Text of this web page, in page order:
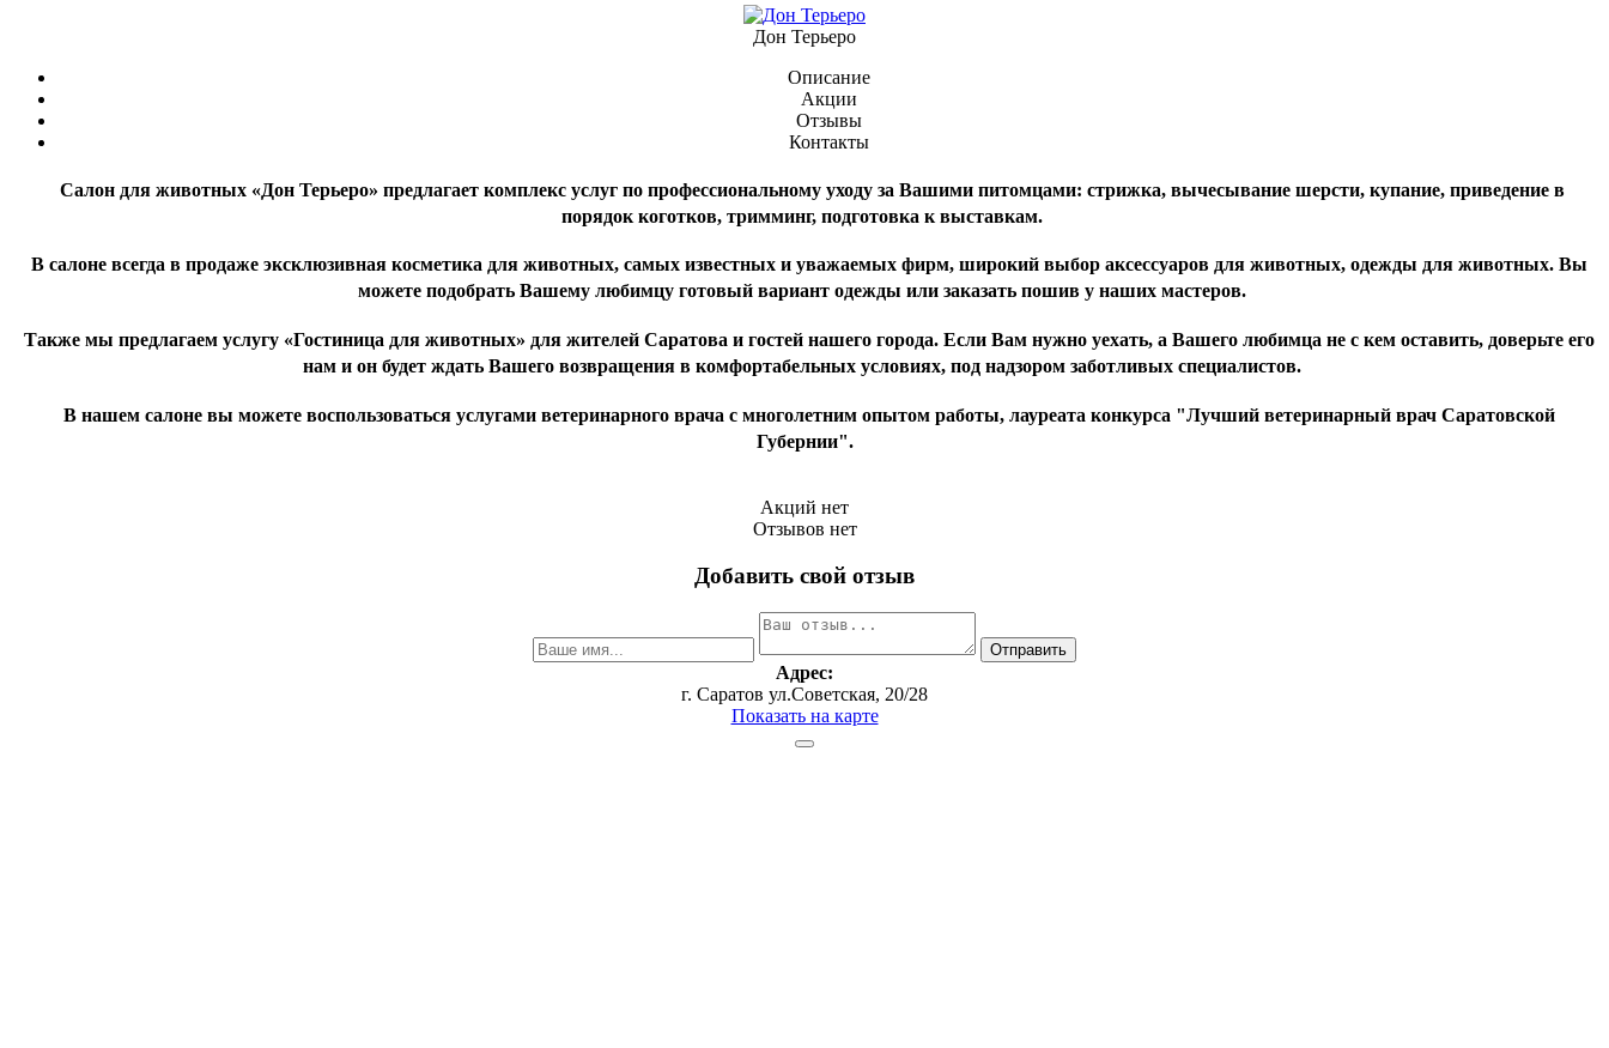
Дон Терьеро
Описание
Акции
Отзывы
Контакты
Салон для животных «Дон Терьеро» предлагает комплекс услуг по профессиональному уходу за Вашими питомцами: стрижка, вычесывание шерсти, купание, приведение в
порядок коготков, тримминг, подготовка к выставкам.
В салоне всегда в продаже эксклюзивная косметика для животных, самых известных и уважаемых фирм, широкий выбор аксессуаров для животных, одежды для животных. Вы
можете подобрать Вашему любимцу готовый вариант одежды или заказать пошив у наших мастеров.
Также мы предлагаем услугу «Гостиница для животных» для жителей Саратова и гостей нашего города. Если Вам нужно уехать, а Вашего любимца не с кем оставить, доверьте его
нам и он будет ждать Вашего возвращения в комфортабельных условиях, под надзором заботливых специалистов.
В нашем салоне вы можете воспользоваться услугами ветеринарного врача с многолетним опытом работы, лауреата конкурса "Лучший ветеринарный врач Саратовской
Губернии".
Акций нет
Отзывов нет
Добавить свой отзыв
Адрес:
г. Саратов ул.Советская, 20/28
Показать на карте